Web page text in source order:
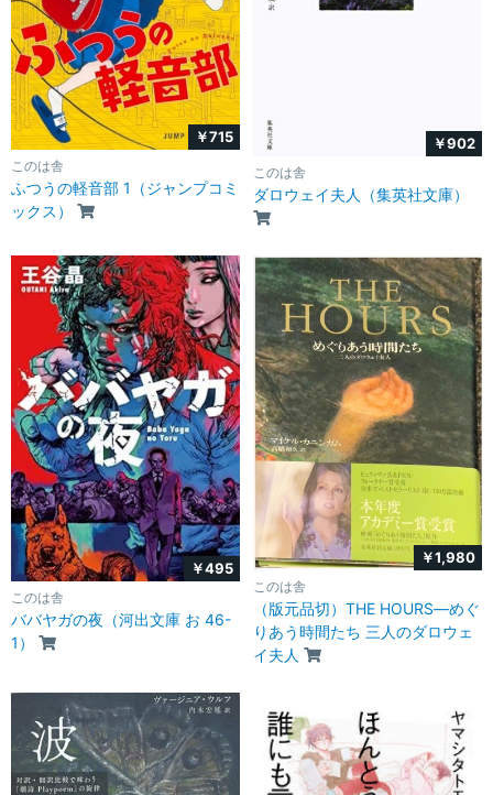
￥715
このは舎
ふつうの軽音部 1（ジャンプコミ
ックス）
￥902
このは舎
ダロウェイ夫人（集英社文庫）
￥495
このは舎
ババヤガの夜（河出文庫 お 46-
1）
￥1,980
このは舎
（版元品切）THE HOURS―めぐ
りあう時間たち 三人のダロウェ
イ夫人